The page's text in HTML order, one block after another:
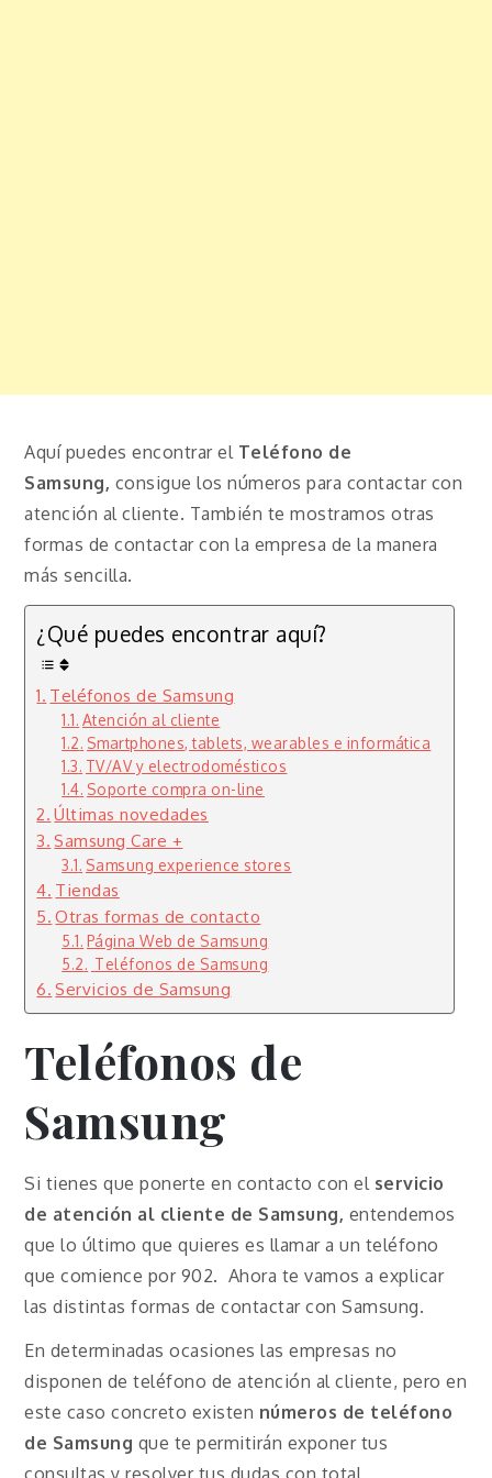
Aquí puedes encontrar el Teléfono de
Samsung, consigue los números para contactar con
atención al cliente. También te mostramos otras
formas de contactar con la empresa de la manera
más sencilla.
¿Qué puedes encontrar aquí?
Teléfonos de Samsung
Atención al cliente
Smartphones, tablets, wearables e informática
TV/AV y electrodomésticos
Soporte compra on-line
Últimas novedades
Samsung Care +
Samsung experience stores
Tiendas
Otras formas de contacto
Página Web de Samsung
Teléfonos de Samsung
Servicios de Samsung
Teléfonos de
Samsung
Si tienes que ponerte en contacto con el servicio
de atención al cliente de Samsung, entendemos
que lo último que quieres es llamar a un teléfono
que comience por 902. Ahora te vamos a explicar
las distintas formas de contactar con Samsung.
En determinadas ocasiones las empresas no
disponen de teléfono de atención al cliente, pero en
este caso concreto existen números de teléfono
de Samsung que te permitirán exponer tus